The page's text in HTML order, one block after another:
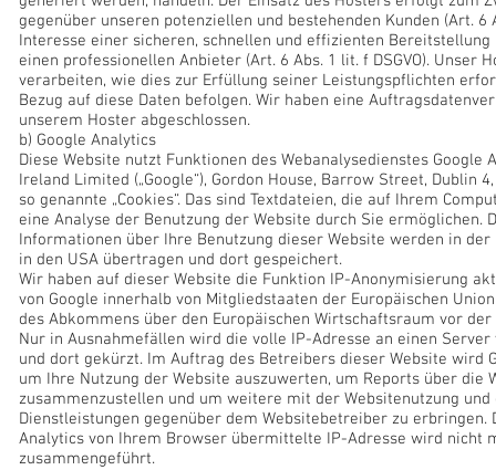
gegenüber unseren potenziellen und bestehenden Kunden (Art. 6
Interesse einer sicheren, schnellen und effizienten
einen professionellen Anbieter (Art. 6 Abs. 1 lit. f DSGVO). Unser
verarbeiten, wie dies zur Erfüllung seiner Leistungspflichten
Bezug auf diese Daten befolgen. Wir haben eine
unserem Hoster abgeschlossen.
b) Google Analytics
Diese Website nutzt Funktionen des Webanalysedienstes Google
Ireland Limited („Google“), Gordon House, Barrow Street, Dublin
so genannte „Cookies“. Das sind Textdateien, die auf Ihrem
eine Analyse der Benutzung der Website durch Sie ermöglichen.
Informationen über Ihre Benutzung dieser Website werden in der
in den USA übertragen und dort gespeichert.
Wir haben auf dieser Website die Funktion IP-Anonymisierung
von Google innerhalb von Mitgliedstaaten der Europäischen
des Abkommens über den Europäischen Wirtschaftsraum vor
Nur in Ausnahmefällen wird die volle IP-Adresse an einen Server
und dort gekürzt. Im Auftrag des Betreibers dieser Website wird
um Ihre Nutzung der Website auszuwerten, um Reports über die
zusammenzustellen und um weitere mit der Websitenutzung
Dienstleistungen gegenüber dem Websitebetreiber zu erbringen.
Analytics von Ihrem Browser übermittelte IP-Adresse wird nicht
zusammengeführt.